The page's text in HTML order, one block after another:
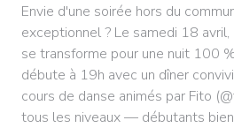
Envie d'une soirée hors du
exceptionnel ? Le samedi 18
se transforme pour une nuit 100
débute à 19h avec un dîner
cours de danse animés par Fito
tous les niveaux — débutants